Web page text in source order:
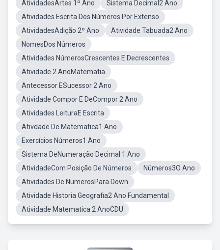
AtividadesArtes 1º Ano
Sistema Decimal2 Ano
Atividades Escrita Dos Números Por Extenso
AtividadesAdição 2º Ano
Atividade Tabuada2 Ano
NomesDos Números
Atividades NúmerosCrescentes E Decrescentes
Atividade 2 AnoMatematia
Antecessor ESucessor 2 Ano
Atividade Compor E DeCompor 2 Ano
Atividades LeituraE Escrita
Ativdade De Matematica1 Ano
Exercícios Números1 Ano
Sistema DeNumeração Decimal 1 Ano
AtividadeCom Posição De Números
Números3O Ano
Atividades De NumerosPara Down
Atividade Historia Geografia2 Ano Fundamental
Atividade Matematica 2 AnoCDU